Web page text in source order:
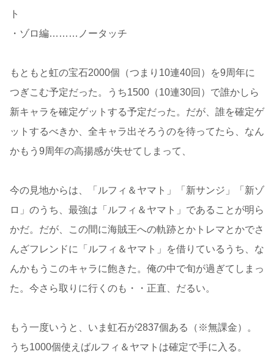
ト
・ゾロ編………ノータッチ
もともと虹の宝石2000個（つまり10連40回）を9周年に
つぎこむ予定だった。うち1500（10連30回）で誰かしら
新キャラを確定ゲットする予定だった。だが、誰を確定ゲ
ットするべきか、全キャラ出そろうのを待ってたら、なん
かもう9周年の高揚感が失せてしまって、
今の見地からは、「ルフィ＆ヤマト」「新サンジ」「新ゾ
ロ」のうち、最強は「ルフィ＆ヤマト」であることが明ら
かだ。だが、この間に海賊王への軌跡とかトレマとかでさ
んざフレンドに「ルフィ＆ヤマト」を借りているうち、な
んかもうこのキャラに飽きた。俺の中で旬が過ぎてしまっ
た。今さら取りに行くのも・・正直、だるい。
もう一度いうと、いま虹石が2837個ある（※無課金）。
うち1000個使えばルフィ＆ヤマトは確定で手に入る。